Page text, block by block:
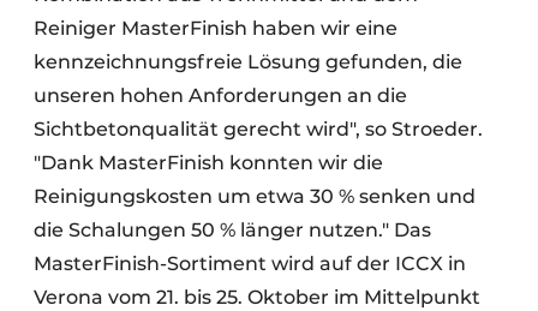
Reiniger MasterFinish haben wir eine
kennzeichnungsfreie Lösung gefunden, die
unseren hohen Anforderungen an die
Sichtbetonqualität gerecht wird", so Stroeder.
"Dank MasterFinish konnten wir die
Reinigungskosten um etwa 30 % senken und
die Schalungen 50 % länger nutzen." Das
MasterFinish-Sortiment wird auf der ICCX in
Verona vom 21. bis 25. Oktober im Mittelpunkt